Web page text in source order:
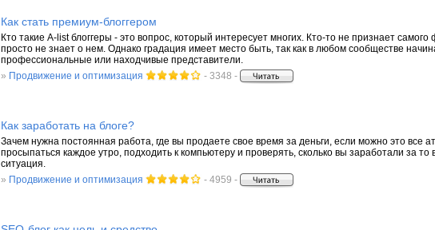
Как стать премиум-блоггером
Кто такие A-list блоггеры - это вопрос, который интересует многих. Кто-то не признает самого
просто не знает о нем. Однако градация имеет место быть, так как в любом сообществе
профессиональные или находчивые представители.
» Продвижение и оптимизация - 3348 -
Как заработать на блоге?
Зачем нужна постоянная работа, где вы продаете свое время за деньги, если можно это все
просыпаться каждое утро, подходить к компьютеру и проверять, сколько вы заработали за
ситуация.
» Продвижение и оптимизация - 4959 -